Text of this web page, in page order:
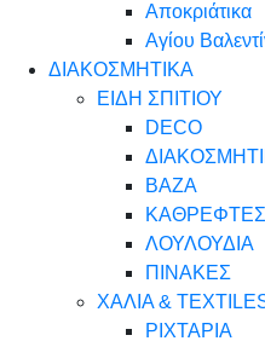
Αποκριάτικα
Αγίου
ΔΙΑΚΟΣΜΗΤΙΚΑ
ΕΙΔΗ ΣΠΙΤΙΟΥ
DECO
ΒΑΖΑ
ΚΑΘΡΕΦΤΕΣ
ΛΟΥΛΟΥΔΙΑ
ΠΙΝΑΚΕΣ
ΧΑΛΙΑ &
ΡΙΧΤΑΡΙΑ